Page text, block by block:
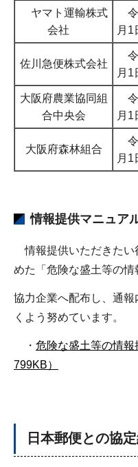
ヤマト運輸株式
会社
令
月
佐川急便株式会社
令
月1
大阪府農業協同組
合中央会
令
月1
大阪府森林組合
令
月1
情報提供マニュア
情報提供いただきたい
めた「危険な盛土等の情
協力企業へ配布し、通
くよう努めています。
・ 危険な盛土等の情報
799KB）
日本郵便との協